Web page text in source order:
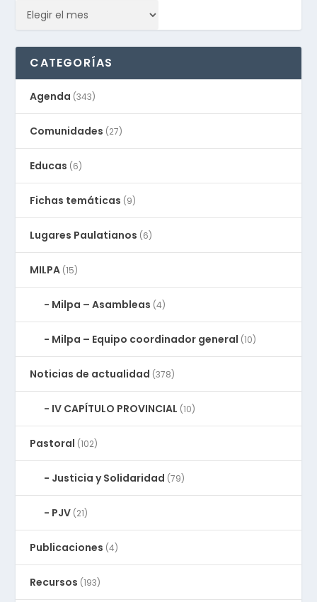
CATEGORÍAS
Agenda (343)
Comunidades (27)
Educas (6)
Fichas temáticas (9)
Lugares Paulatianos (6)
MILPA (15)
Milpa – Asambleas (4)
Milpa – Equipo coordinador general (10)
Noticias de actualidad (378)
IV CAPÍTULO PROVINCIAL (10)
Pastoral (102)
Justicia y Solidaridad (79)
PJV (21)
Publicaciones (4)
Recursos (193)